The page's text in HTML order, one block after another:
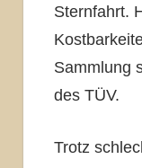
Sternfahrt.
Sammlung
des TÜV.
Trotz